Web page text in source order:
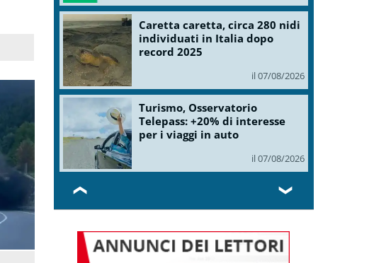
Caretta caretta, circa 280 nidi
individuati in Italia dopo
record 2025
il 07/08/2026
Turismo, Osservatorio
Telepass: +20% di interesse
per i viaggi in auto
il 07/08/2026
❮ ❯